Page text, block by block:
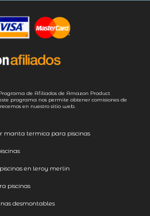
de Afiliados de Amazon Product
programa nos permite obtener comisiones de
en nuestro sitio web.
manta termica para piscinas
en leroy merlin
piscinas
desmontables